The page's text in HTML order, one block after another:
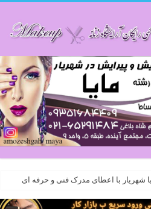
شهریار با اعطای مدرک فنی و حرفه ای